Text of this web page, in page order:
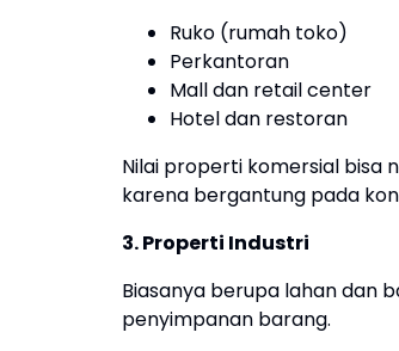
Ruko (rumah toko)
Perkantoran
Mall dan retail center
Hotel dan restoran
Nilai properti komersial bisa
karena bergantung pada
3. Properti Industri
Biasanya berupa lahan dan
penyimpanan barang.